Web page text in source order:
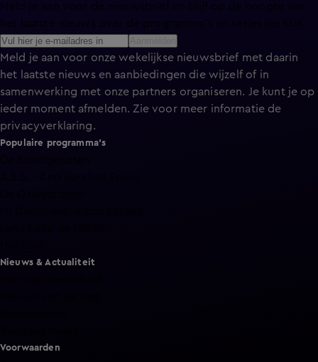
Meld je aan voor de nieuwsbrief en blijf op de hoogte van
Meld je aan voor onze wekelijkse nieuwsbrief met daarin
het laatste nieuws en aanbiedingen die wijzelf of in
samenwerking met onze partners organiseren. Je kunt je op
ieder moment afmelden. Zie voor meer informatie de
privacyverklaring.
Populaire programma's
Nieuws & Actualiteit
Voorwaarden